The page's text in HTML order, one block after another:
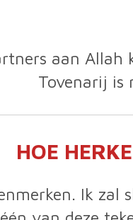
aan Allah
Tovenarij is
HOE
Ik